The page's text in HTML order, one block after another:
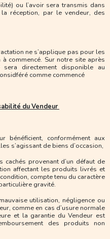
ou l’avoir sera transmis dans
réception, par le vendeur, des
ne s’applique pas pour les
commencé. Sur notre site après
directement disponible au
comme commencé
du Vendeur
bénéficient, conformément aux
s’agissant de biens d’occasion,
provenant d’un défaut de
affectant les produits livrés et
compte tenu du caractère
gravité.
utilisation, négligence ou
comme en cas d’usure normale
et la garantie du Vendeur est
des produits non